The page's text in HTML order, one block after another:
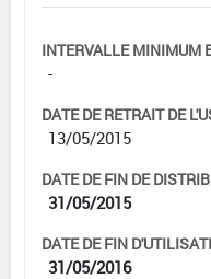
INTERVALLE MINIMUM
-
DATE DE RETRAIT DE
13/05/2015
DATE DE FIN DE
31/05/2015
DATE DE FIN
31/05/2016